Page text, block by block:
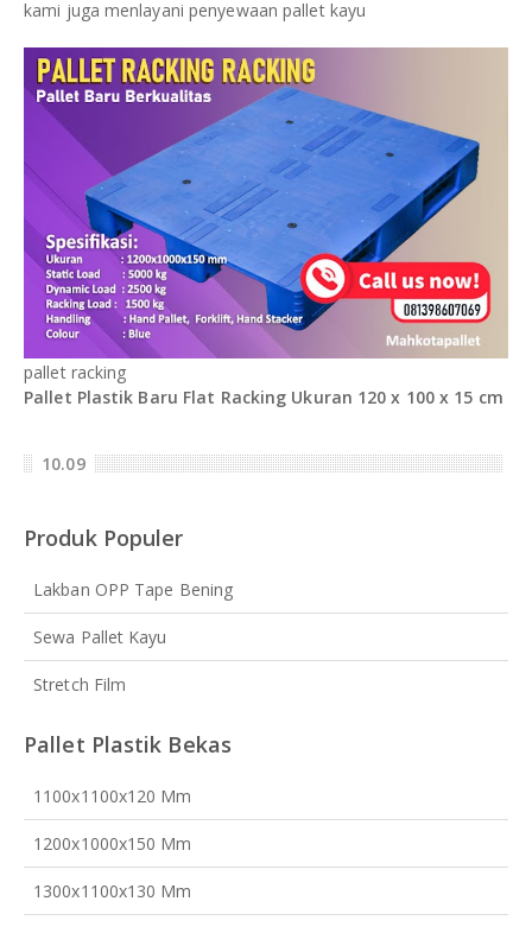
kami juga menlayani penyewaan pallet kayu
pallet racking
Pallet Plastik Baru Flat Racking Ukuran 120 x 100 x 15 cm
10.09
Produk Populer
Lakban OPP Tape Bening
Sewa Pallet Kayu
Stretch Film
Pallet Plastik Bekas
1100x1100x120 Mm
1200x1000x150 Mm
1300x1100x130 Mm